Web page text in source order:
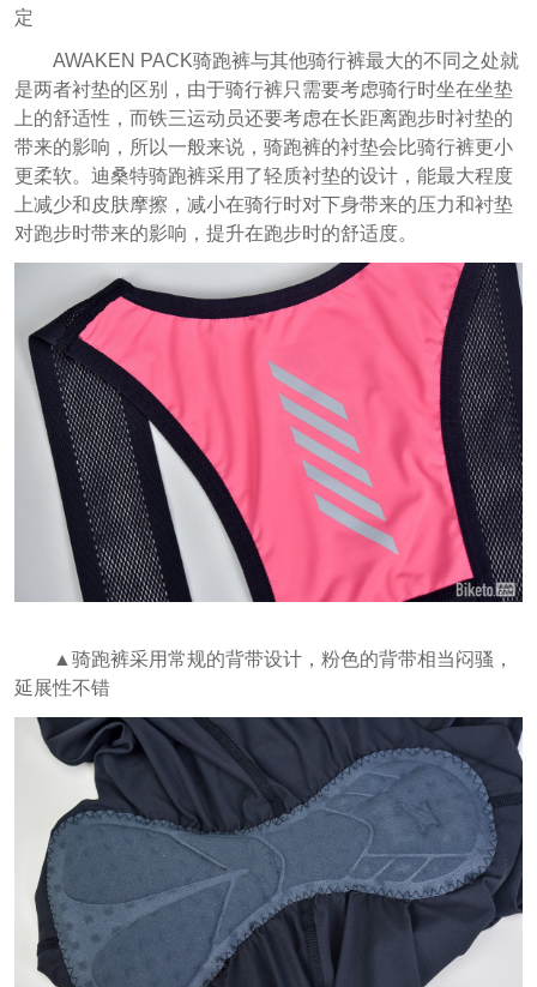
定
AWAKEN PACK骑跑裤与其他骑行裤最大的不同之处就
是两者衬垫的区别，由于骑行裤只需要考虑骑行时坐在坐垫
上的舒适性，而铁三运动员还要考虑在长距离跑步时衬垫的
带来的影响，所以一般来说，骑跑裤的衬垫会比骑行裤更小
更柔软。迪桑特骑跑裤采用了轻质衬垫的设计，能最大程度
上减少和皮肤摩擦，减小在骑行时对下身带来的压力和衬垫
对跑步时带来的影响，提升在跑步时的舒适度。
▲骑跑裤采用常规的背带设计，粉色的背带相当闷骚，
延展性不错